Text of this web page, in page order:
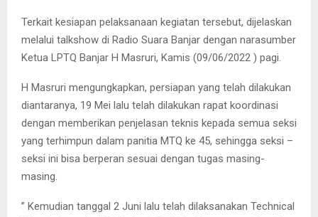
Terkait kesiapan pelaksanaan kegiatan tersebut, dijelaskan
melalui talkshow di Radio Suara Banjar dengan narasumber
Ketua LPTQ Banjar H Masruri, Kamis (09/06/2022 ) pagi.
H Masruri mengungkapkan, persiapan yang telah dilakukan
diantaranya, 19 Mei lalu telah dilakukan rapat koordinasi
dengan memberikan penjelasan teknis kepada semua seksi
yang terhimpun dalam panitia MTQ ke 45, sehingga seksi –
seksi ini bisa berperan sesuai dengan tugas masing-
masing.
” Kemudian tanggal 2 Juni lalu telah dilaksanakan Technical